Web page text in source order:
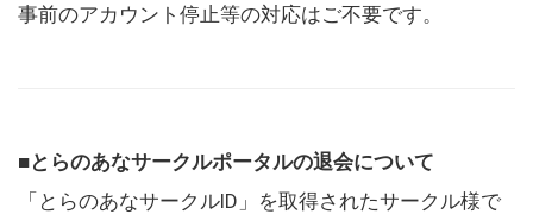
事前のアカウント停止等の対応はご不要です。
■とらのあなサークルポータルの退会について
「とらのあなサークルID」を取得されたサークル様で